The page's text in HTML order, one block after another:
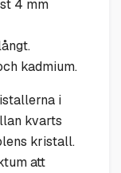
4 mm
kadmium.
i
kvarts
kristall.
att